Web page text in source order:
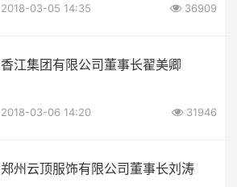
2018-03-05 14:35 36909
香江集团有限公司董事长翟美卿
2018-03-06 14:20 31946
郑州云顶服饰有限公司董事长刘涛